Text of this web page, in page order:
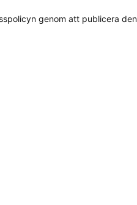
genom att publicera